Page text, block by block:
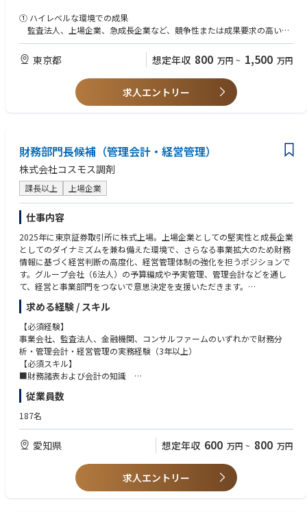
■当社の魅力
「医心館」を運営し、地域間格差の是正に貢献しています。また、医療機
関や介護事業者への経営支援・コンサルティングを行い、地域医療再生に
取り組んでいます。ホスピス事業は長期安定的な収益基盤を確立し、2022
年から2024年に売上高が2倍以上となり、2019年にジャスダック市場へ上
場。2023年3月にプライム市場へ移行しました。
① ハイレベルな環境での成果
監査法人、上場企業、急成長企業など、競争性または成果要求の高い環
境において成果を出した方
＜例＞
・（コンサルティングファームや投資銀行であれば）昇進や抜擢など、組
織内での高い評価
・（急成長企業であれば）中核メンバーとして大幅な業績拡大、組織拡大
などの重要な成果
② 複雑な課題の解決
前提や正解が明確でない状況の中で、課題設定から実行までを主導した
経験
＜例＞
・新規施策・ブランド構築・事業立ち上げなどを主導した経験
・多様なステークホルダーを巻き込みながら意思決定・推進した経験
・情報が不十分な状況で仮説を立て、試行錯誤しながら成果創出までやり
切った経験
③ 認知・ブランド・採用のいずれかをドライブした経験
＜例＞
・PR、マーケティング、コンテンツ企画などを通じた認知拡大・ブランド
構築
・採用広報において応募数や採用の質の改善に繋げた経験
・メディア露出やコンテンツを通じて、事業成果に繋げた経験
【歓迎要件】
以下の能力に優れた方
思考力：複雑な課題を構造的に整理し、本質を捉える力
段取り力：タスクを分解し、優先順位を整理しながら組織を動かす力
実行力：意思決定したことを最後までやり切る力
自己認識力：自身を客観的に振り返り、改善を続けられる力
東京都 想定年収 800 万円 ~ 1,500 万円
求人エントリー
財務部門長候補（管理会計・経営管理）
株式会社コスモス調剤
課長以上 上場企業
仕事内容
2025年に東京証券取引所に株式上場。上場企業としての堅実性と成長企業
としてのダイナミズムを兼ね備えた環境で、さらなる事業拡大のため財務
情報に基づく経営判断の高度化、経営管理体制の強化を担うポジションで
す。グループ会社（6法人）の予算編成や予実管理、管理会計などを通し
て、経営と事業部門をつないで意思決定を支援いただきます。
■予算編成：全社及び各部門の年間予算の策定プロセスの企画・推進
■予実管理：予測：データ収集、分析、各部門や経営者に対するレビュー
■管理会計：セグメント別収益性分析・コスト構造分解～改善提案
■経営レポーティング：取締役会・経営会議資料の作成、定量的なインサ
イト提供、月次パフォーマンスレビューの運営
■経営管理プロセス・システムの改善：業績管理プロセスの高度化等
求める経験 / スキル
【必須経験】
事業会社、監査法人、金融機関、コンサルファームのいずれかで財務分
析・管理会計・経営管理の実務経験（3年以上）
【必須スキル】
■財務諸表および会計の知識
■管理会計の設計・運用
■予算編成・予測プロセスのリード経験
■Excel/BIツールを用いたデータ分析のスキル
【歓迎】
■BIツールの利用経験
■経営管理支援の経験
■業界や事業の特性に応じたKPI構造の理解
■分析から改善提案、運用まで一貫して主導した経験
従業員数
187名
愛知県 想定年収 600 万円 ~ 800 万円
求人エントリー